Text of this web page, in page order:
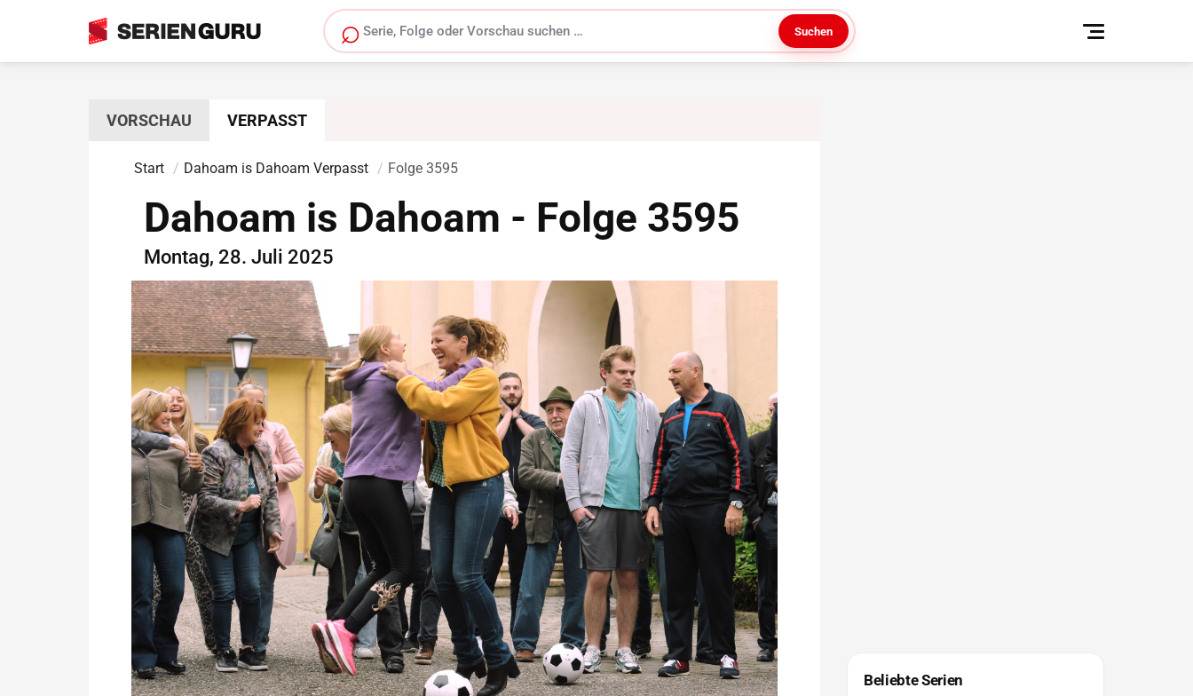
⌕
Serie suchen
Suchen
VORSCHAU VERPASST
Start Dahoam is Dahoam Verpasst Folge 3595
Dahoam is Dahoam - Folge 3595
Montag, 28. Juli 2025
Beliebte Serien